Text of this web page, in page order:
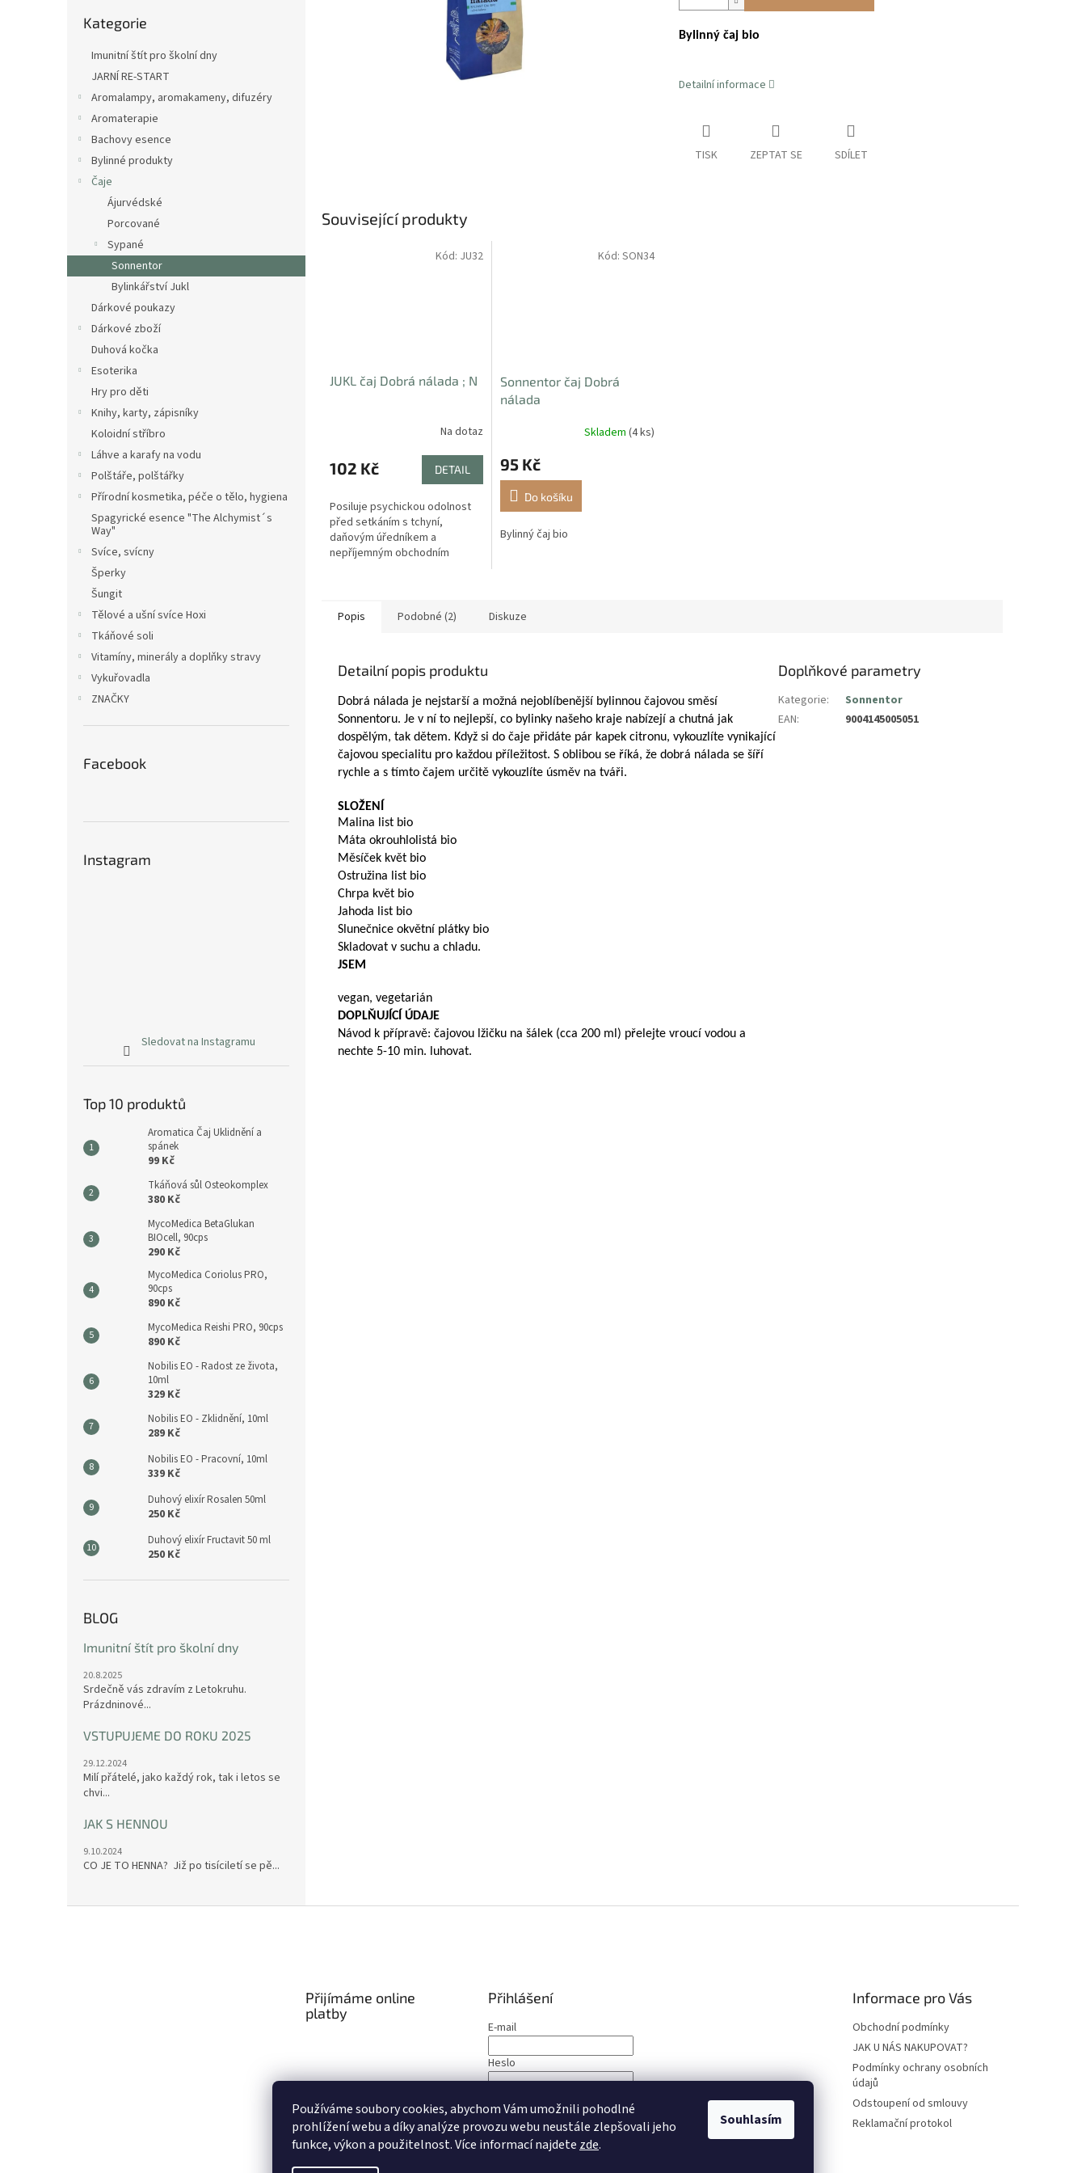
Používáme soubory cookies, abychom Vám umožnili pohodlné
prohlížení webu a díky analýze provozu webu neustále zlepšovali jeho
funkce, výkon a použitelnost. Více informací najdete zde.
Souhlasím
kategorie
Kategorie
Imunitní štít pro školní dny
JARNÍ RE-START
Aromalampy, aromakameny, difuzéry
Aromaterapie
Bachovy esence
Bylinné produkty
Čaje
Ájurvédské
Porcované
Sypané
Sonnentor
Bylinkářství Jukl
Dárkové poukazy
Dárkové zboží
Duhová kočka
Esoterika
Hry pro děti
Knihy, karty, zápisníky
Koloidní stříbro
Láhve a karafy na vodu
Polštáře, polštářky
Přírodní kosmetika, péče o tělo, hygiena
Spagyrické esence "The Alchymist´s
Way"
Svíce, svícny
Šperky
Šungit
Tělové a ušní svíce Hoxi
Tkáňové soli
Vitamíny, minerály a doplňky stravy
Vykuřovadla
ZNAČKY
Facebook
Instagram
Sledovat na Instagramu
Top 10 produktů
Aromatica Čaj Uklidnění a
spánek
99 Kč
Tkáňová sůl Osteokomplex
380 Kč
MycoMedica BetaGlukan
BIOcell, 90cps
290 Kč
MycoMedica Coriolus PRO,
90cps
890 Kč
MycoMedica Reishi PRO, 90cps
890 Kč
Nobilis EO - Radost ze života,
10ml
329 Kč
Nobilis EO - Zklidnění, 10ml
289 Kč
Nobilis EO - Pracovní, 10ml
339 Kč
Duhový elixír Rosalen 50ml
250 Kč
Duhový elixír Fructavit 50 ml
250 Kč
BLOG
Imunitní štít pro školní dny
20.8.2025
Srdečně vás zdravím z Letokruhu.
Prázdninové...
VSTUPUJEME DO ROKU 2025
29.12.2024
Milí přátelé, jako každý rok, tak i letos se
chvi...
JAK S HENNOU
9.10.2024
CO JE TO HENNA? Již po tisíciletí se pě...
Bylinný čaj bio
Detailní informace
TISK ZEPTAT SE SDÍLET
Související produkty
JUKL čaj Dobrá nálada ; N
Na dotaz
102 Kč DETAIL
Posiluje psychickou odolnost
před setkáním s tchyní,
daňovým úředníkem a
nepříjemným obchodním
Kód: JU32
Sonnentor čaj Dobrá
nálada
Skladem (4 ks)
95 Kč
Do košíku
Bylinný čaj bio
Kód: SON34
Popis Podobné (2) Diskuze
Detailní popis produktu
Dobrá nálada je nejstarší a možná nejoblíbenější bylinnou čajovou směsí
Sonnentoru. Je v ní to nejlepší, co bylinky našeho kraje nabízejí a chutná jak
dospělým, tak dětem. Když si do čaje přidáte pár kapek citronu, vykouzlíte vynikající
čajovou specialitu pro každou příležitost. S oblibou se říká, že dobrá nálada se šíří
rychle a s tímto čajem určitě vykouzlíte úsměv na tváři.
SLOŽENÍ
Malina list bio
Máta okrouhlolistá bio
Měsíček květ bio
Ostružina list bio
Chrpa květ bio
Jahoda list bio
Slunečnice okvětní plátky bio
Skladovat v suchu a chladu.
JSEM
vegan, vegetarián
DOPLŇUJÍCÍ ÚDAJE
Návod k přípravě: čajovou lžičku na šálek (cca 200 ml) přelejte vroucí vodou a
nechte 5-10 min. luhovat.
Doplňkové parametry
Kategorie:
Sonnentor
EAN: 9004145005051
Přijímáme online
platby
Přihlášení
E-mail
Heslo
PŘIHLÁSIT SE
Nová registraceZapomenuté heslo
Informace pro Vás
Obchodní podmínky
JAK U NÁS NAKUPOVAT?
Podmínky ochrany osobních
údajů
Odstoupení od smlouvy
Reklamační protokol